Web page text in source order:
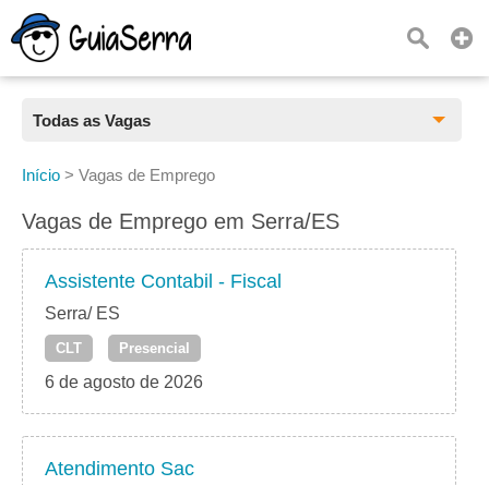
Todas as Vagas
Todas as Vagas
CLT
Freelancer
PJ
Início > Vagas de Emprego
Vagas de Emprego em Serra/ES
Assistente Contabil - Fiscal
Serra/ ES
CLT Presencial
6 de agosto de 2026
Atendimento Sac